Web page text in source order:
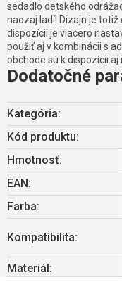
sedadlo detského
naozaj ladí! Dizajn je
dispozícii je viacero
použiť aj v kombinácii s
obchode sú k dispozícii aj
Dodatočné
Kategória:
Kód produktu:
Hmotnosť:
EAN :
Farba:
Kompatibilita:
Materiál :